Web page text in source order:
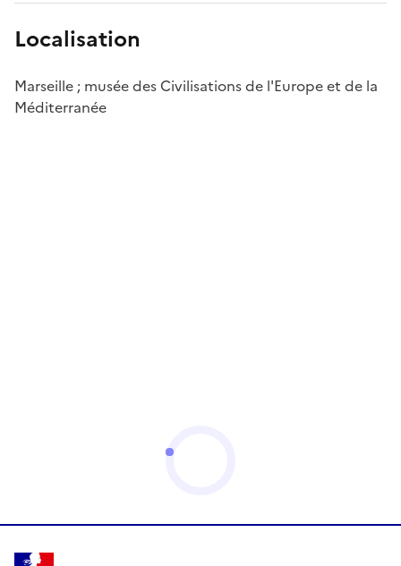
Localisation
Marseille ; musée des Civilisations de l'Europe et de la
Méditerranée